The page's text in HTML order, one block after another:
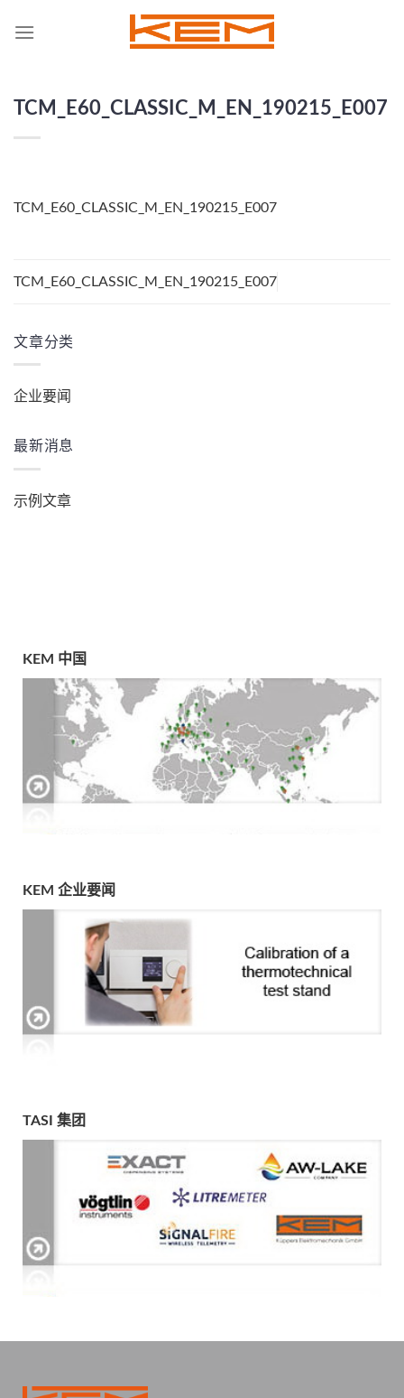
TCM_E60_CLASSIC_M_EN_190215_E007
TCM_E60_CLASSIC_M_EN_190215_E007
TCM_E60_CLASSIC_M_EN_190215_E007
文章分类
企业要闻
最新消息
示例文章
KEM 中国
KEM 企业要闻
TASI 集团